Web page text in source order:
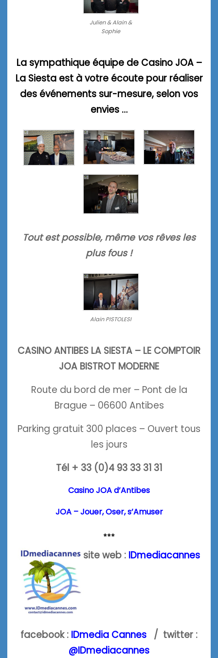
Julien & Alain &
Sophie
La sympathique équipe de Casino JOA –
La Siesta est à votre écoute pour réaliser
des événements sur-mesure, selon vos
envies …
Tout est possible, même vos rêves les
plus fous !
Alain PISTOLESI
CASINO ANTIBES LA SIESTA – LE COMPTOIR
JOA BISTROT MODERNE
Route du bord de mer – Pont de la
Brague – 06600 Antibes
Parking gratuit 300 places – Ouvert tous
les jours
Tél + 33 (0)4 93 33 31 31
Casino JOA d’Antibes
JOA – Jouer, Oser, s’Amuser
***
site web : IDmediacannes
facebook : IDmedia Cannes / twitter :
@IDmediacannes